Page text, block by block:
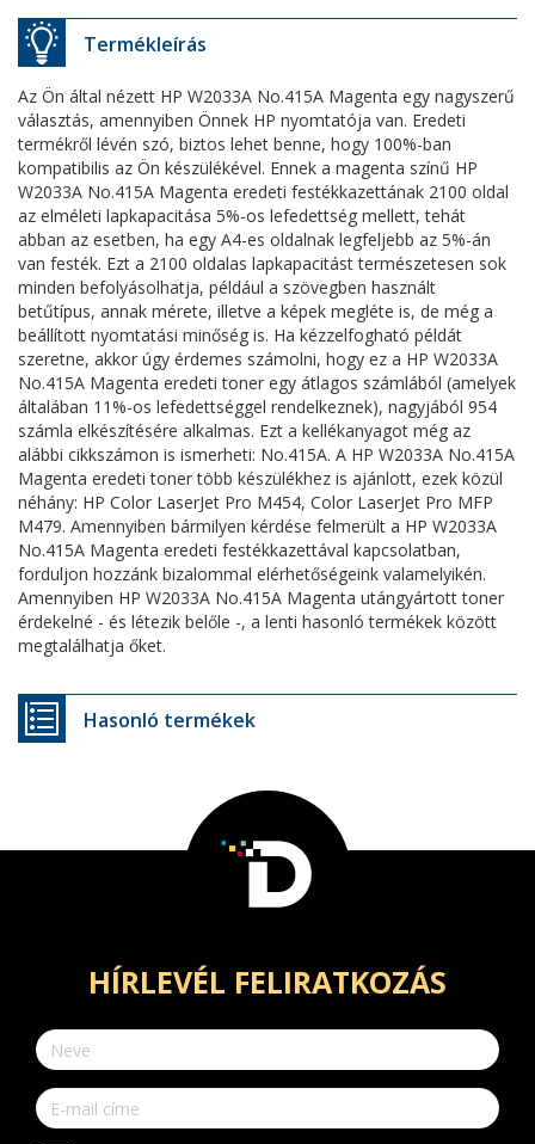
Termékleírás
Az Ön által nézett HP W2033A No.415A Magenta egy nagyszerű
választás, amennyiben Önnek HP nyomtatója van. Eredeti
termékről lévén szó, biztos lehet benne, hogy 100%-ban
kompatibilis az Ön készülékével. Ennek a magenta színű HP
W2033A No.415A Magenta eredeti festékkazettának 2100 oldal
az elméleti lapkapacitása 5%-os lefedettség mellett, tehát
abban az esetben, ha egy A4-es oldalnak legfeljebb az 5%-án
van festék. Ezt a 2100 oldalas lapkapacitást természetesen sok
minden befolyásolhatja, például a szövegben használt
betűtípus, annak mérete, illetve a képek megléte is, de még a
beállított nyomtatási minőség is. Ha kézzelfogható példát
szeretne, akkor úgy érdemes számolni, hogy ez a HP W2033A
No.415A Magenta eredeti toner egy átlagos számlából (amelyek
általában 11%-os lefedettséggel rendelkeznek), nagyjából 954
számla elkészítésére alkalmas. Ezt a kellékanyagot még az
alábbi cikkszámon is ismerheti: No.415A. A HP W2033A No.415A
Magenta eredeti toner több készülékhez is ajánlott, ezek közül
néhány: HP Color LaserJet Pro M454, Color LaserJet Pro MFP
M479. Amennyiben bármilyen kérdése felmerült a HP W2033A
No.415A Magenta eredeti festékkazettával kapcsolatban,
forduljon hozzánk bizalommal elérhetőségeink valamelyikén.
Amennyiben HP W2033A No.415A Magenta utángyártott toner
érdekelné - és létezik belőle -, a lenti hasonló termékek között
megtalálhatja őket.
Hasonló termékek
HÍRLEVÉL FELIRATKOZÁS